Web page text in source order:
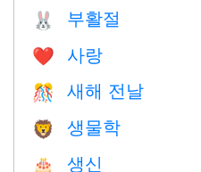
🐰 부활절
❤️️ 사랑
🎊 새해 전날
🦁 생물학
🎂 생신